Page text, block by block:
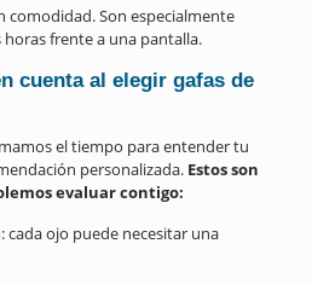
comodidad. Son especialmente
frente a una pantalla.
cuenta al elegir gafas de
el tiempo para entender tu
personalizada. Estos son
evaluar contigo:
: cada ojo puede necesitar una